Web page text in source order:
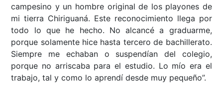
campesino y un hombre original de los playones de
mi tierra Chiriguaná. Este reconocimiento llega por
todo lo que he hecho. No alcancé a graduarme,
porque solamente hice hasta tercero de bachillerato.
Siempre me echaban o suspendían del colegio,
porque no arriscaba para el estudio. Lo mío era el
trabajo, tal y como lo aprendí desde muy pequeño”.